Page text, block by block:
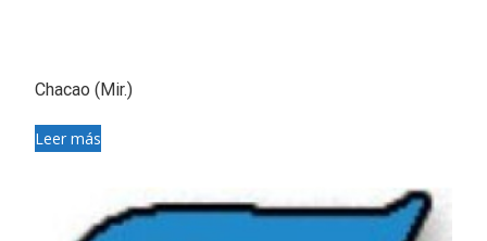
Chacao (Mir.)
Leer más